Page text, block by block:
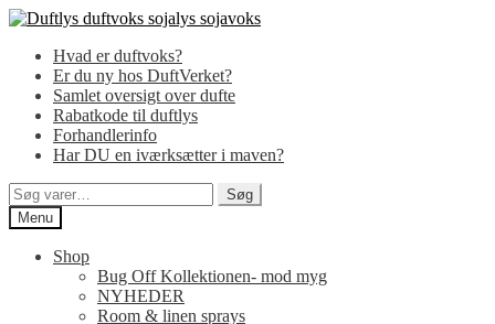
Spring
navigation
Spring
indholdHvad er duftvoks?
Er du ny hos DuftVerket?
Samlet oversigt over dufte
Rabatkode til duftlys
Forhandlerinfo
Har DU en iværksætter i maven?
Søg
efter:
Søg
Menu
Shop
Bug Off Kollektionen- mod myg
NYHEDER
Room & linen sprays